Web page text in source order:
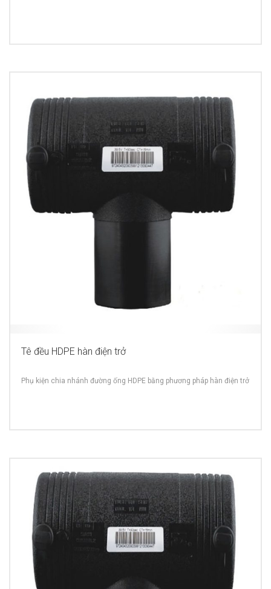
Tê đều HDPE hàn điện trở
Phụ kiện chia nhánh đường ống HDPE bằng phương pháp hàn điện trở